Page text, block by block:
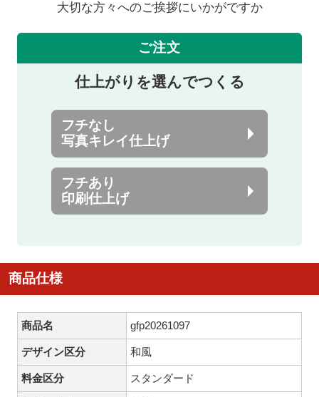
大切な方々へのご挨拶にいかがですか
ご注文
仕上がりを選んでつくる
フチなし
写真キレイ仕上げ
フチあり
印刷仕上げ
商品仕様
商品名 gfp20261097
デザイン区分 和風
料金区分 スタンダード